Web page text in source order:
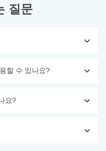
질문
할 수 있나요?
요?